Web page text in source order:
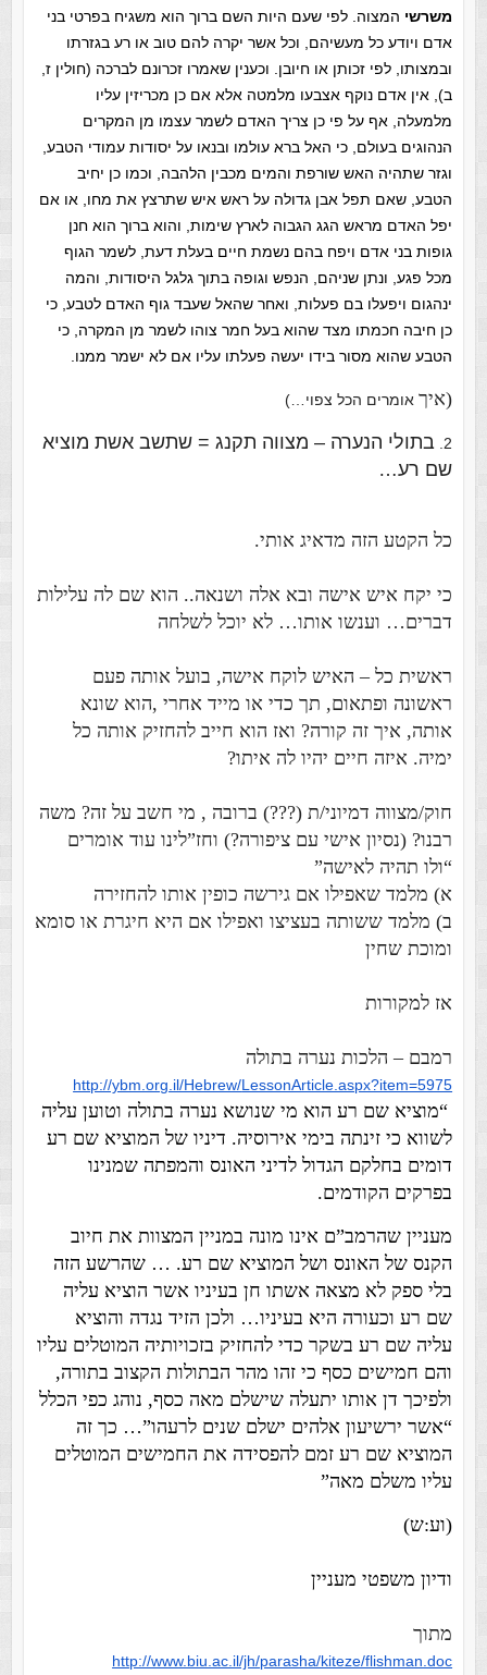
משרשי המצוה. לפי שעם היות השם ברוך הוא משגיח בפרטי בני
אדם ויודע כל מעשיהם, וכל אשר יקרה להם טוב או רע בגזרתו
ובמצותו, לפי זכותן או חיובן. וכענין שאמרו זכרונם לברכה (חולין ז,
ב), אין אדם נוקף אצבעו מלמטה אלא אם כן מכריזין עליו
מלמעלה, אף על פי כן צריך האדם לשמר עצמו מן המקרים
הנהוגים בעולם, כי האל ברא עולמו ובנאו על יסודות עמודי הטבע,
וגזר שתהיה האש שורפת והמים מכבין הלהבה, וכמו כן יחיב
הטבע, שאם תפל אבן גדולה על ראש איש שתרצץ את מחו, או אם
יפל האדם מראש הגג הגבוה לארץ שימות, והוא ברוך הוא חנן
גופות בני אדם ויפח בהם נשמת חיים בעלת דעת, לשמר הגוף
מכל פגע, ונתן שניהם, הנפש וגופה בתוך גלגל היסודות, והמה
ינהגום ויפעלו בם פעלות, ואחר שהאל שעבד גוף האדם לטבע, כי
כן חיבה חכמתו מצד שהוא בעל חמר צוהו לשמר מן המקרה, כי
הטבע שהוא מסור בידו יעשה פעלתו עליו אם לא ישמר ממנו.
(איךאומרים הכל צפוי…)
2. בתולי הנערה – מצווה תקנג = שתשב אשת מוציא
שם רע…
כל הקטע הזה מדאיג אותי.
כי יקח איש אישה ובא אלה ושנאה.. הוא שם לה עלילות
דברים… וענשו אותו… לא יוכל לשלחה
ראשית כל – האיש לוקח אישה, בועל אותה פעם
ראשונה ופתאום, תך כדי או מייד אחרי ,הוא שונא
אותה, איך זה קורה? ואז הוא חייב להחזיק אותה כל
ימיה. איזה חיים יהיו לה איתו?
חוק/מצווה דמיוני/ת (???) ברובה , מי חשב על זה? משה
רבנו? (נסיון אישי עם ציפורה?) וחז”לינו עוד אומרים
“ולו תהיה לאישה”
א) מלמד שאפילו אם גירשה כופין אותו להחזירה
ב) מלמד ששותה בעציצו ואפילו אם היא חיגרת או סומא
ומוכת שחין
אז למקורות
רמבם – הלכות נערה בתולה
http://ybm.org.il/Hebrew/LessonArticle.aspx?item=5975
“מוציא שם רע הוא מי שנושא נערה בתולה וטוען עליה
לשווא כי זינתה בימי אירוסיה. דיניו של המוציא שם רע
דומים בחלקם הגדול לדיני האונס והמפתה שמנינו
בפרקים הקודמים.
מעניין שהרמב”ם אינו מונה במניין המצוות את חיוב
הקנס של האונס ושל המוציא שם רע. … שהרשע הזה
בלי ספק לא מצאה אשתו חן בעיניו אשר הוציא עליה
שם רע וכעורה היא בעיניו… ולכן הזיד נגדה והוציא
עליה שם רע בשקר כדי להחזיק בזכויותיה המוטלים עליו
והם חמישים כסף כי זהו מהר הבתולות הקצוב בתורה,
ולפיכך דן אותו יתעלה שישלם מאה כסף, נוהג כפי הכלל
“אשר ירשיעון אלהים ישלם שנים לרעהו”… כך זה
המוציא שם רע זמם להפסידה את החמישים המוטלים
עליו משלם מאה”
(וע:ש)
ודיון משפטי מעניין
מתוך
http://www.biu.ac.il/jh/parasha/kiteze/flishman.doc